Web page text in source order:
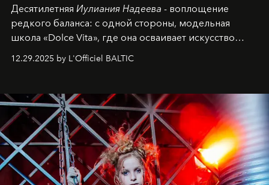
Десятилетняя Иулиания Надеева - воплощение
редкого баланса: с одной стороны, модельная
школа «Dolce Vita», где она осваивает искусство
балетная студия при хореографическом училище,
танцевального пути за плечами.
12.29.2025 by L'Officiel BALTIC